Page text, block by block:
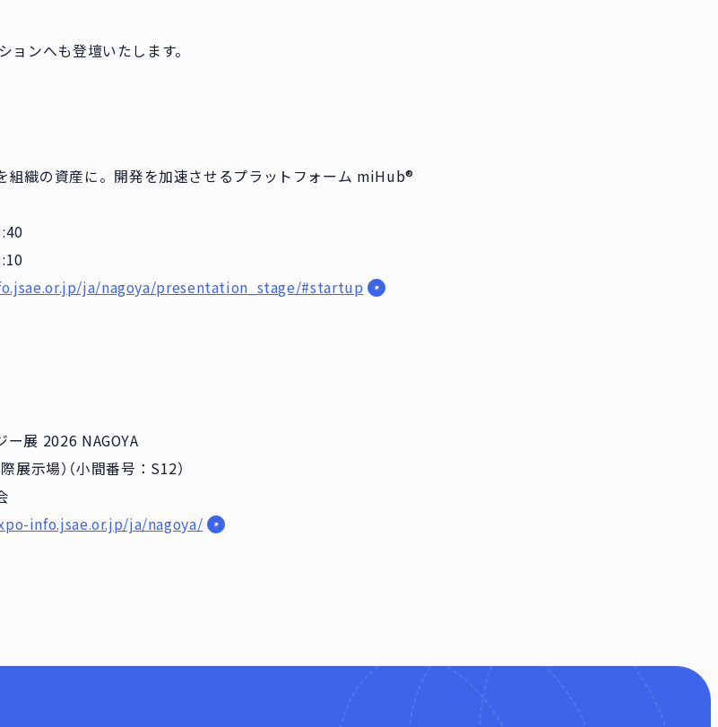
ンへも登壇いたします。
組織の資産に。開発を加速させるプラットフォーム miHub®
ja/nagoya/presentation_stage/#startup
展 2026 NAGOYA
示場）（小間番号：S12）
info.jsae.or.jp/ja/nagoya/